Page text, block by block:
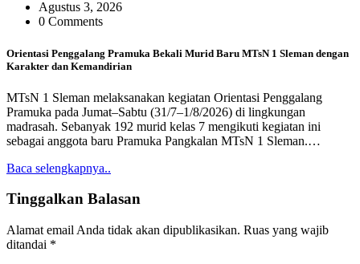
Agustus 3, 2026
0 Comments
Orientasi Penggalang Pramuka Bekali Murid Baru MTsN 1 Sleman dengan
Karakter dan Kemandirian
MTsN 1 Sleman melaksanakan kegiatan Orientasi Penggalang
Pramuka pada Jumat–Sabtu (31/7–1/8/2026) di lingkungan
madrasah. Sebanyak 192 murid kelas 7 mengikuti kegiatan ini
sebagai anggota baru Pramuka Pangkalan MTsN 1 Sleman.…
Baca selengkapnya..
Tinggalkan Balasan
Alamat email Anda tidak akan dipublikasikan. Ruas yang wajib
ditandai *